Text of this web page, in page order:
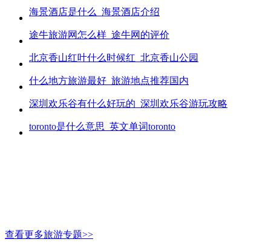
海景酒店是什么_海景酒店介绍
途牛旅游网怎么样_途牛网的评价
北京香山红叶什么时候红_北京香山公园
什么地方旅游最好_旅游地点推荐国内
深圳欢乐谷有什么好玩的_深圳欢乐谷游玩攻略
toronto是什么意思_英文单词toronto
查看更多旅游专题>>